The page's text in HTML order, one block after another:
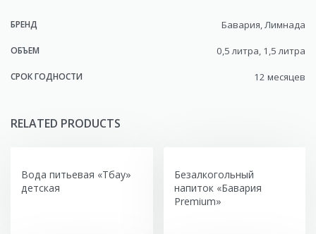
БРЕНД Бавария, Лимнада
ОБЪЕМ 0,5 литра, 1,5 литра
СРОК ГОДНОСТИ 12 месяцев
RELATED PRODUCTS
Вода питьевая «Тбау»
детская
Безалкогольный
напиток «Бавария
Premium»